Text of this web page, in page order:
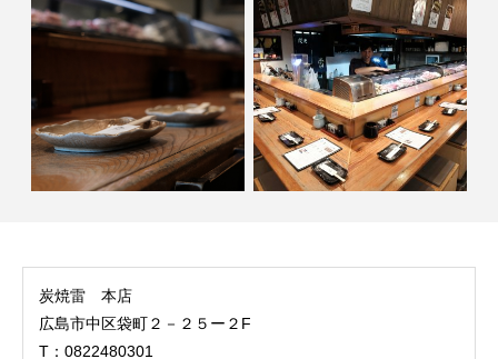
炭焼雷 本店
広島市中区袋町２－２５ー２F
T：0822480301